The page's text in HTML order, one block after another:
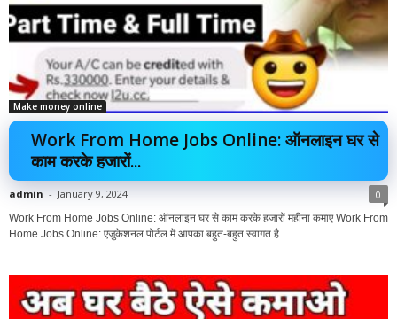
Make money online
Work From Home Jobs Online: ऑनलाइन घर से
काम करके हजारों...
admin - January 9, 2024 0
Work From Home Jobs Online: ऑनलाइन घर से काम करके हजारों महीना कमाए Work From
Home Jobs Online: एजुकेशनल पोर्टल में आपका बहुत-बहुत स्वागत है...